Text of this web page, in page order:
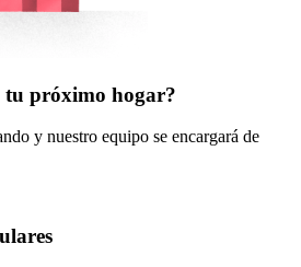
tu próximo hogar?
y nuestro equipo se encargará de